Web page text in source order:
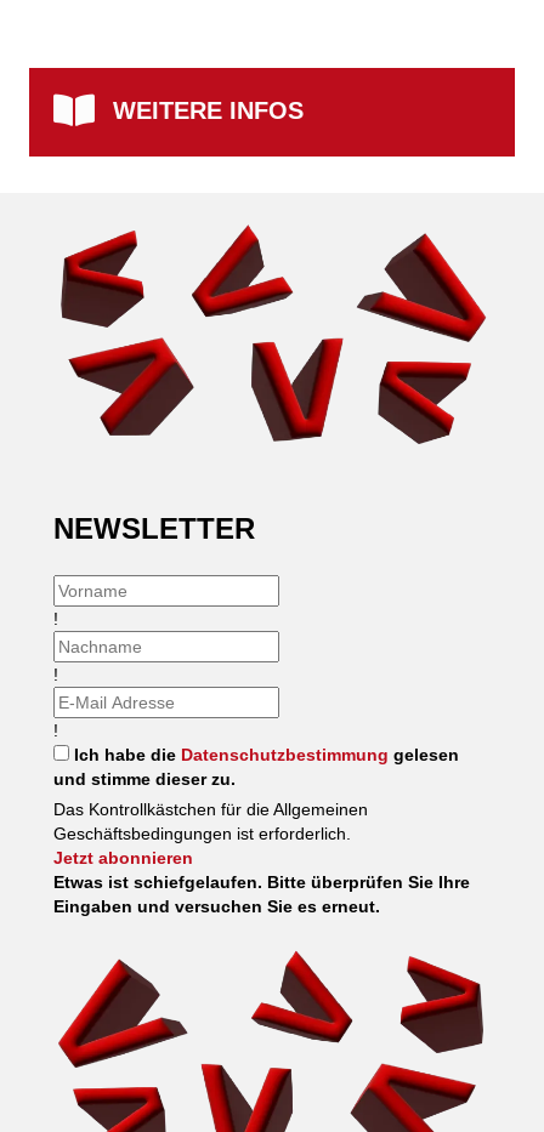
WEITERE INFOS
NEWSLETTER
!
!
!
Ich habe die Datenschutzbestimmung gelesen
und stimme dieser zu.
Das Kontrollkästchen für die Allgemeinen
Geschäftsbedingungen ist erforderlich.
Jetzt abonnieren
Etwas ist schiefgelaufen. Bitte überprüfen Sie Ihre
Eingaben und versuchen Sie es erneut.